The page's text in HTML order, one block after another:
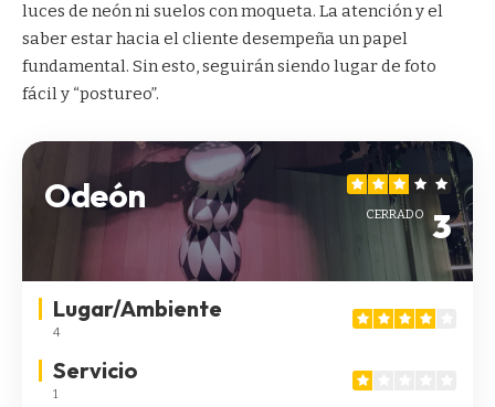
luces de neón ni suelos con moqueta. La atención y el
saber estar hacia el cliente desempeña un papel
fundamental. Sin esto, seguirán siendo lugar de foto
fácil y “postureo”.
Odeón CERRADO 3
Lugar/Ambiente
4
Servicio
1